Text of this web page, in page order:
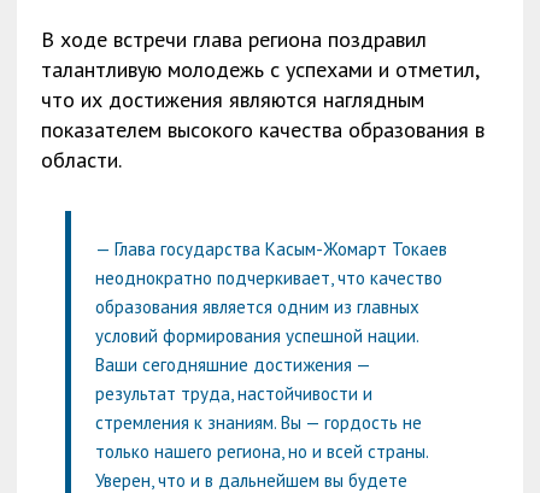
В ходе встречи глава региона поздравил
талантливую молодежь с успехами и отметил,
что их достижения являются наглядным
показателем высокого качества образования в
области.
— Глава государства Касым-Жомарт Токаев
неоднократно подчеркивает, что качество
образования является одним из главных
условий формирования успешной нации.
Ваши сегодняшние достижения —
результат труда, настойчивости и
стремления к знаниям. Вы — гордость не
только нашего региона, но и всей страны.
Уверен, что и в дальнейшем вы будете